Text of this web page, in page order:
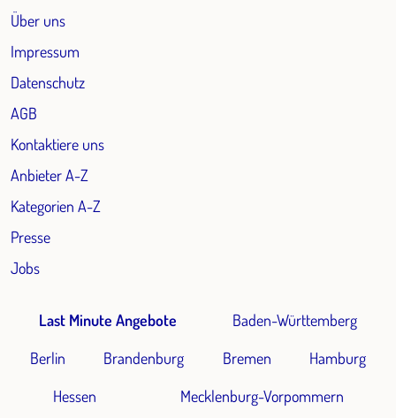
Über uns
Impressum
Datenschutz
AGB
Kontaktiere uns
Anbieter A-Z
Kategorien A-Z
Presse
Jobs
Last Minute Angebote
Baden-Württemberg
Berlin
Brandenburg Bremen
Hamburg
Hessen
Mecklenburg-Vorpommern